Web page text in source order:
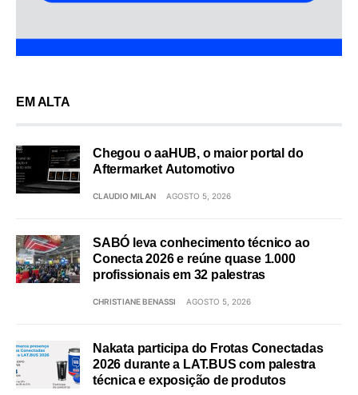
EM ALTA
Chegou o aaHUB, o maior portal do
Aftermarket Automotivo
CLAUDIO MILAN AGOSTO 5, 2026
SABÓ leva conhecimento técnico ao
Conecta 2026 e reúne quase 1.000
profissionais em 32 palestras
CHRISTIANE BENASSI AGOSTO 5, 2026
Nakata participa do Frotas Conectadas
2026 durante a LAT.BUS com palestra
técnica e exposição de produtos